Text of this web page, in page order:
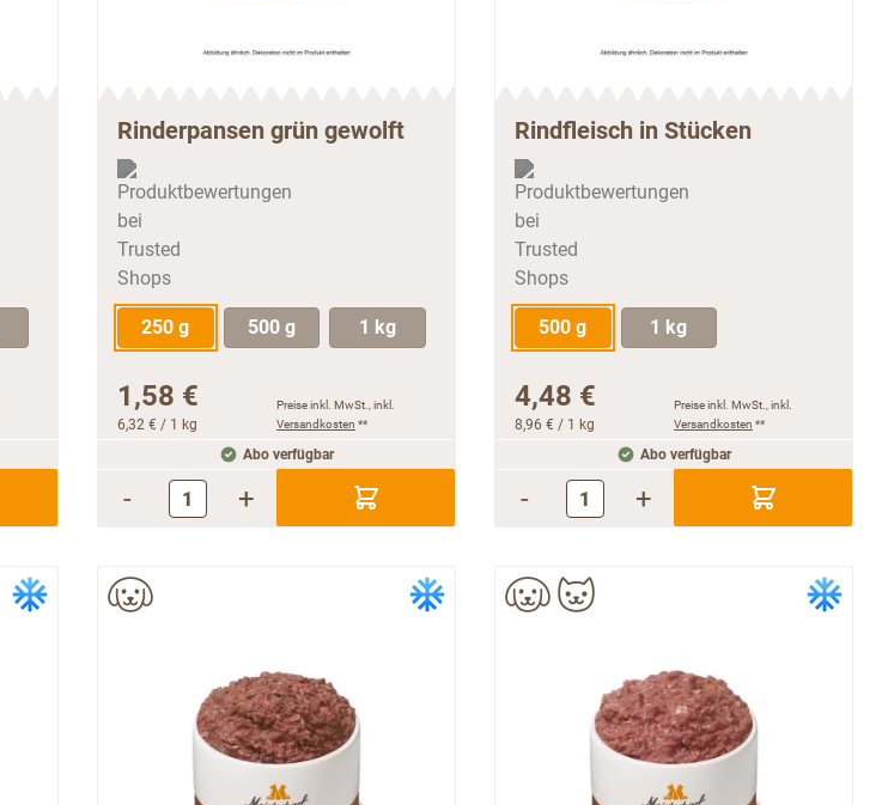
Rinderpansen grün gewolft
250 g 500 g 1 kg
1,58 €
6,32 € / 1 kg
Preise inkl. MwSt., inkl.
Versandkosten **
Abo verfügbar
- +
Rindfleisch in Stücken
500 g 1 kg
4,48 €
8,96 € / 1 kg
Preise inkl. MwSt., inkl.
Versandkosten **
Abo verfügbar
- +